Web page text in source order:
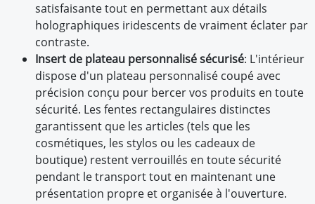
satisfaisante tout en permettant aux détails
holographiques iridescents de vraiment éclater par
contraste.
Insert de plateau personnalisé sécurisé: L'intérieur
dispose d'un plateau personnalisé coupé avec
précision conçu pour bercer vos produits en toute
sécurité. Les fentes rectangulaires distinctes
garantissent que les articles (tels que les
cosmétiques, les stylos ou les cadeaux de
boutique) restent verrouillés en toute sécurité
pendant le transport tout en maintenant une
présentation propre et organisée à l'ouverture.